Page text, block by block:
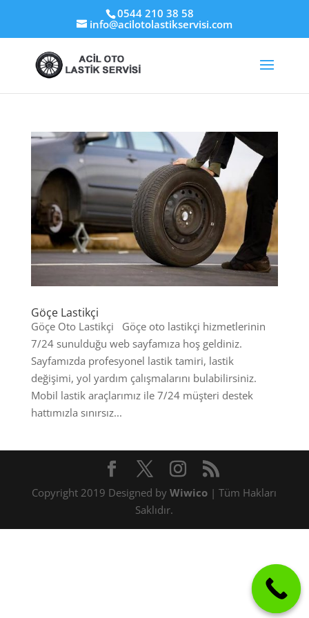
0544 210 38 58
info@acilotolastikservisi.com
Göçe Lastikçi
Göçe Oto Lastikçi Göçe oto lastikçi hizmetlerinin
7/24 sunulduğu web sayfamıza hoş geldiniz.
Sayfamızda profesyonel lastik tamiri, lastik
değişimi, yol yardım çalışmalarını bulabilirsiniz.
Mobil lastik araçlarımız ile 7/24 müşteri destek
hattımızla sınırsız...
Copyright 2019 Designed byWiwico | Tüm Hakları
Saklıdır.